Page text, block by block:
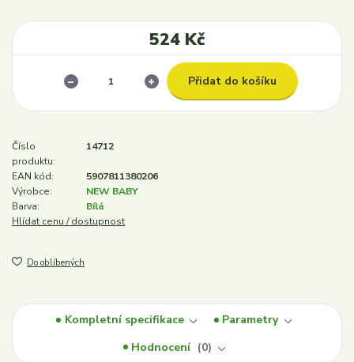
524 Kč
Přidat do košíku
Číslo
produktu:
14712
EAN kód:
5907811380206
Výrobce:
NEW BABY
Barva:
Bílá
Hlídat cenu / dostupnost
Do oblíbených
Kompletní specifikace
Parametry
Hodnocení
0